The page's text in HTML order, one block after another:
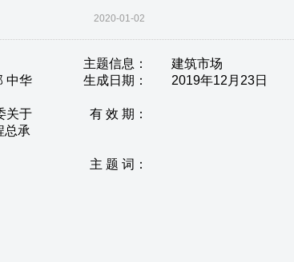
2020-01-02
主题信息：
建筑市场
中华
生成日期： 2019年12月23日
关于
总承
有 效 期：
主 题 词：